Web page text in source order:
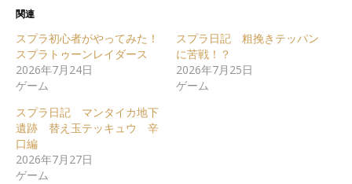
関連
スプラ初心者がやってみた！
スプラトゥーンレイダース
2026年7月24日
ゲーム
スプラ日記 粗挽きテッパン
に苦戦！？
2026年7月25日
ゲーム
スプラ日記 マンタイカ地下
遺跡 替え玉テッキュウ 辛
口編
2026年7月27日
ゲーム